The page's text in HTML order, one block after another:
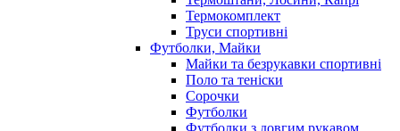
Термокомплект
Труси спортивні
Футболки, Майки
Майки та безрукавки спортивні
Поло та теніски
Сорочки
Футболки
Футболки з довгим рукавом